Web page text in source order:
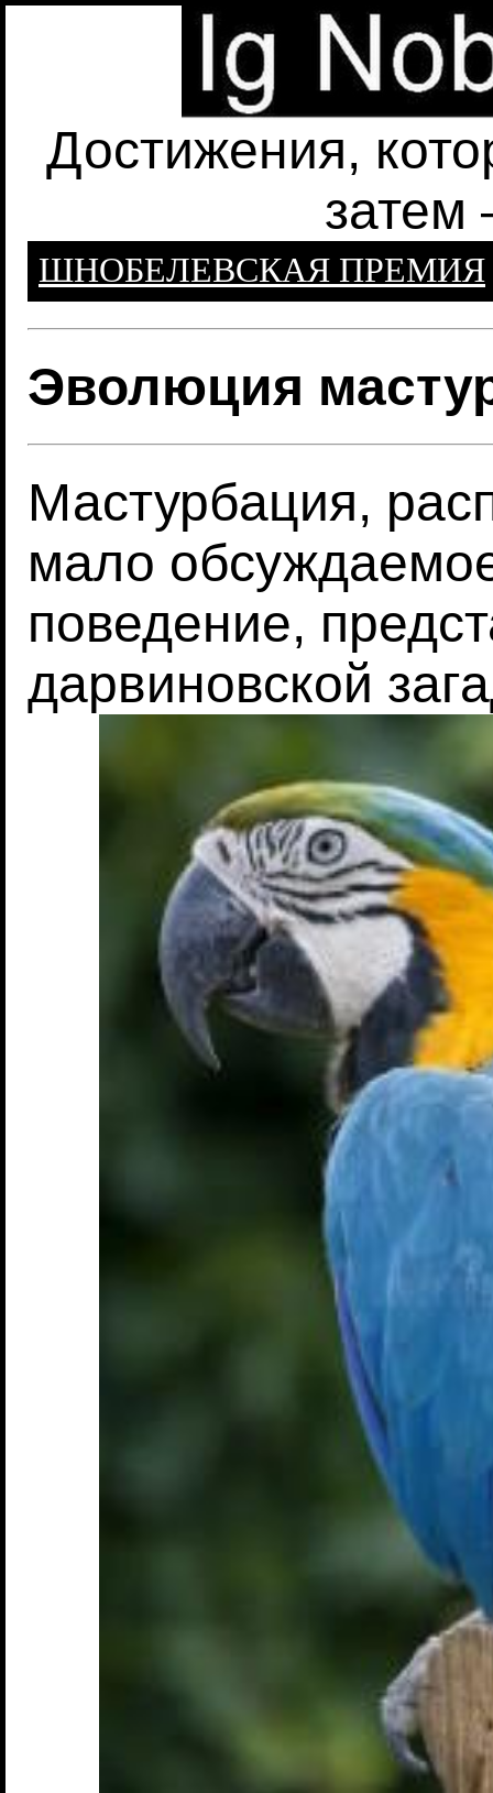
Достижения,
затем
ШНОБЕЛЕВСКАЯ ПРЕМИЯ
Эволюция
Мастурбация,
мало
поведение,
дарвиновской